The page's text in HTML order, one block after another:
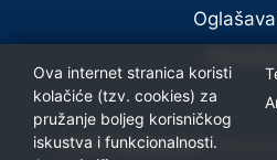
©2026Trening.comMaterijal
Ova internet stranica koristi
kolačiće (tzv. cookies) za
pružanje boljeg korisničkog
iskustva i funkcionalnosti.